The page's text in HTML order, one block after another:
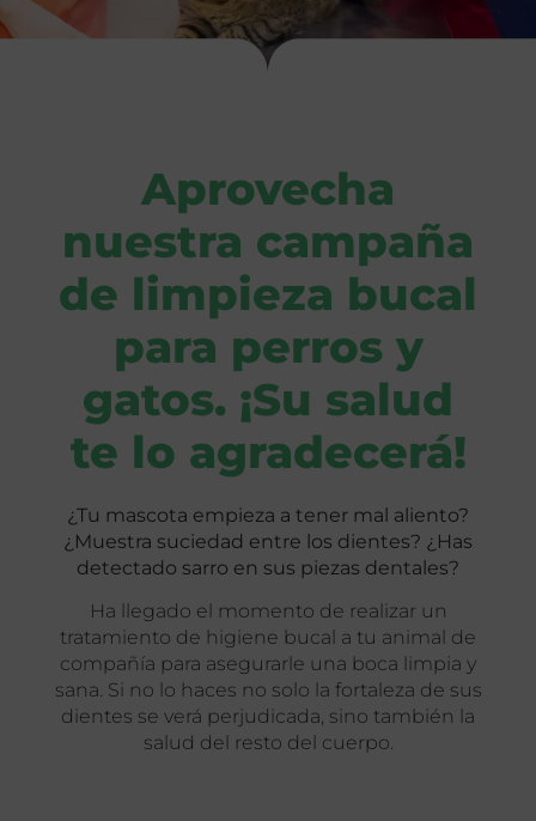
Aprovecha
nuestra campaña
de limpieza bucal
para perros y
gatos. ¡Su salud
te lo agradecerá!
¿Tu mascota empieza a tener mal aliento?
¿Muestra suciedad entre los dientes? ¿Has
detectado sarro en sus piezas dentales?
Ha llegado el momento de realizar un
tratamiento de higiene bucal a tu animal de
compañía para asegurarle una boca limpia y
sana. Si no lo haces no solo la fortaleza de sus
dientes se verá perjudicada, sino también la
salud del resto del cuerpo.